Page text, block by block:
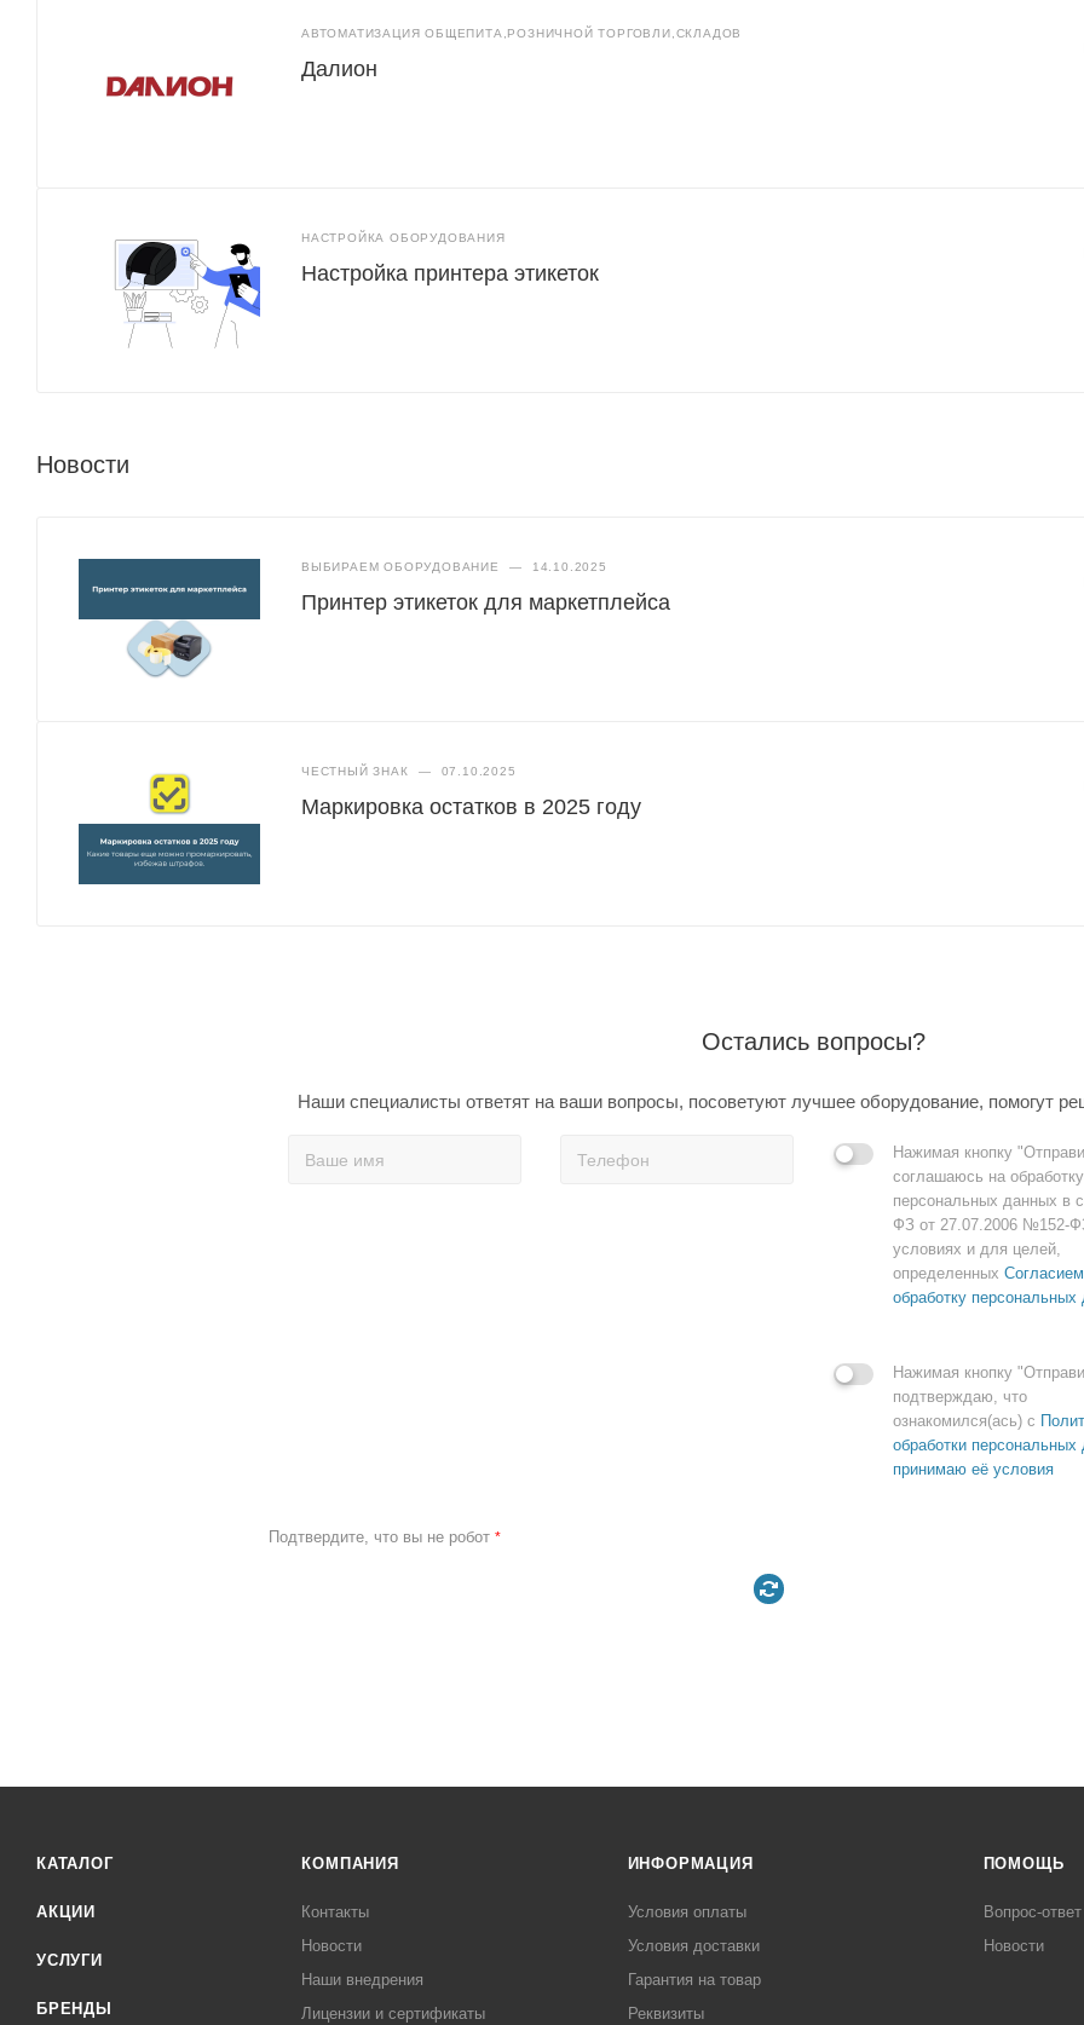
АВТОМАТИЗАЦИЯ ОБЩЕПИТА,РОЗНИЧНОЙ ТОРГОВЛИ,СКЛАДОВ
Далион
НАСТРОЙКА ОБОРУДОВАНИЯ
Настройка принтера этикеток
Новости
ВЫБИРАЕМ ОБОРУДОВАНИЕ — 14.10.2025
Принтер этикеток для маркетплейса
ЧЕСТНЫЙ ЗНАК — 07.10.2025
Маркировка остатков в 2025 году
Остались вопросы?
Наши специалисты ответят на ваши вопросы, посоветуют лучшее оборудование, помогут
Нажимая кнопку
соглашаюсь на
персональных данных в
ФЗ от 27.07.2006 №152-
условиях и для целей,
определенных
обработку персональных
Нажимая кнопку
подтверждаю, что
ознакомился(ась) с
обработки персональных
принимаю её условия
Подтвердите, что вы не робот *
КАТАЛОГ
АКЦИИ
УСЛУГИ
БРЕНДЫ
КОМПАНИЯ
Контакты
Новости
Наши внедрения
Лицензии и сертификаты
ИНФОРМАЦИЯ
Условия оплаты
Условия доставки
Гарантия на товар
Реквизиты
ПОМОЩЬ
Вопрос-ответ
Новости